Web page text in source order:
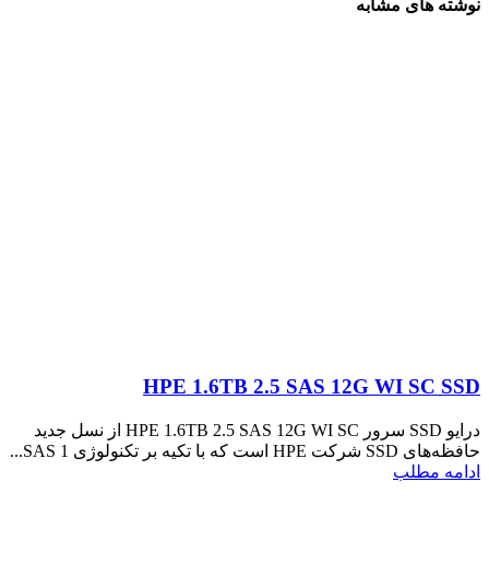
نوشته های مشابه
HPE 1.6TB 2.5 SAS 12G WI SC SSD
درایو SSD سرور HPE 1.6TB 2.5 SAS 12G WI SC از نسل جدید
حافظه‌های SSD شرکت HPE است که با تکیه بر تکنولوژی SAS 1...
ادامه مطلب